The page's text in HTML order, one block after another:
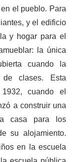
el pueblo. Para
y el edificio
y hogar para el
la única
cuando la
clases. Esta
cuando el
a construir una
casa para los
su alojamiento.
en la escuela